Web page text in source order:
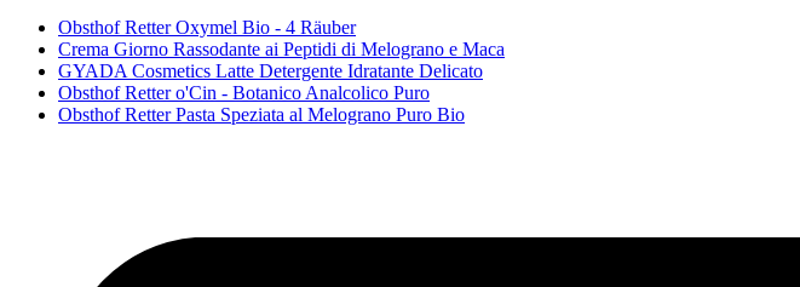
Obsthof Retter Oxymel Bio - 4 Räuber
Crema Giorno Rassodante ai Peptidi di Melograno e Maca
GYADA Cosmetics Latte Detergente Idratante Delicato
Obsthof Retter o'Cin - Botanico Analcolico Puro
Obsthof Retter Pasta Speziata al Melograno Puro Bio